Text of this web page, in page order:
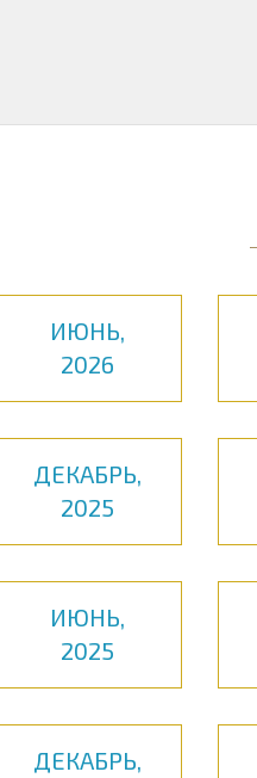
ИЮНЬ,
2026
ДЕКАБРЬ,
2025
ИЮНЬ,
2025
ДЕКАБРЬ,